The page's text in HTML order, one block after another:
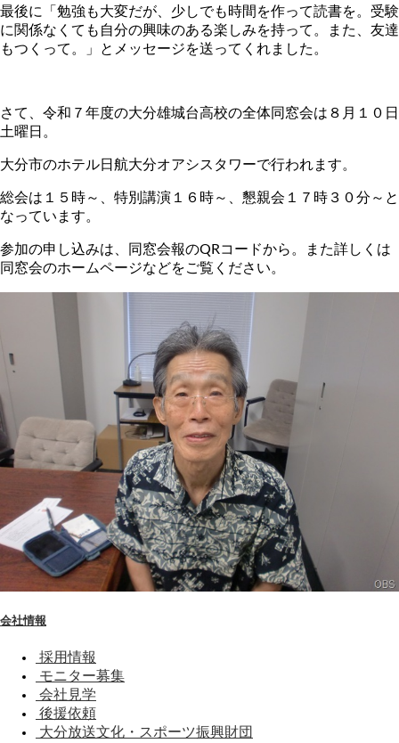
最後に「勉強も大変だが、少しでも 時間を作って読書を。受験
に関係なくても自分の興味のある楽しみを持って。また、友達
もつくって。」とメッセージを送ってくれました。
さて、令和７年度の大分雄城台高校の全体同窓会は８月１０日
土曜日。
大分市のホテル日航大分オアシスタワーで行われます。
総会は１５時～、特別講演１６時～、懇親会１７時３０分～と
なっています。
参加の申し込みは、同窓会報のQRコードから。また詳しくは
同窓会のホームページなどをご覧ください。
会社情報
採用情報
モニター募集
会社見学
後援依頼
大分放送文化・スポーツ振興財団